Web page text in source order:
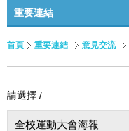
重要連結
首頁 重要連結 意見交流
請選擇 /
全校運動大會海報